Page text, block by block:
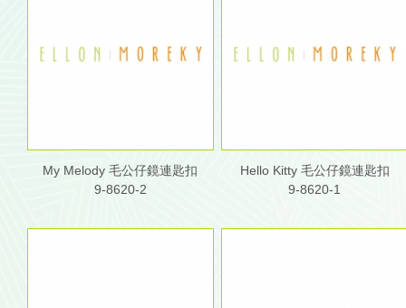
My Melody 毛公仔鏡連匙扣
9-8620-2
Hello Kitty 毛公仔鏡連匙扣
9-8620-1